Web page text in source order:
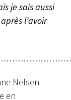
je sais aussi
l’avoir
Nelsen
en